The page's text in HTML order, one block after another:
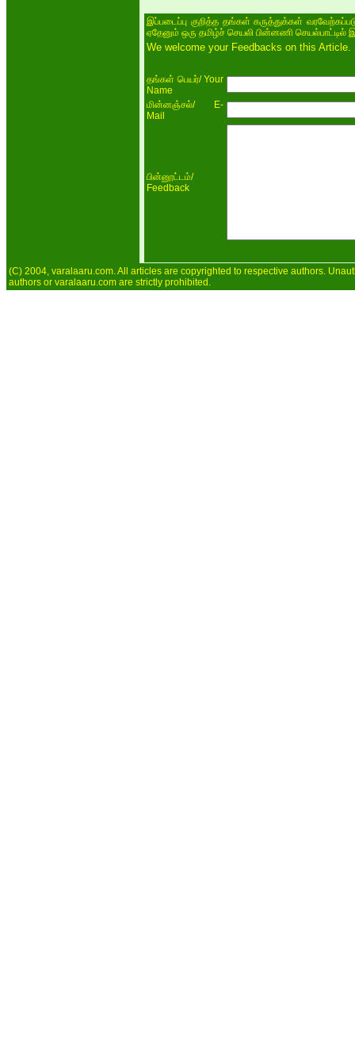
இப்படைப்பு குறித்த தங்கள் கருத்துக்கள்
ஏதேனும் ஒரு தமிழ்ச் செயலி பின்னணி செயல்பாட்டில்
We welcome your Feedbacks on this
தங்கள் பெயர்/ Your
Name
மின்னஞ்சல்/ E-
Mail
பின்னூட்டம்/
Feedback
(C) 2004, varalaaru.com. All articles are copyrighted to respective authors.
authors or varalaaru.com are strictly prohibited.